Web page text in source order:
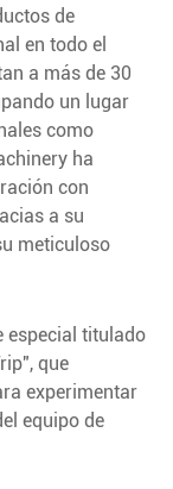
de
en todo el
a más de 30
un lugar
como
ha
con
a su
meticuloso
especial titulado
que
experimentar
equipo de